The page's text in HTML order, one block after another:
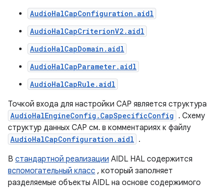
AudioHalCapConfiguration.aidl
AudioHalCapCriterionV2.aidl
AudioHalCapDomain.aidl
AudioHalCapParameter.aidl
AudioHalCapRule.aidl
Точкой входа для настройки CAP является структура
AudioHalEngineConfig.CapSpecificConfig . Схему
структур данных CAP см. в комментариях к файлу
AudioHalCapConfiguration.aidl .
В стандартной реализации AIDL HAL содержится
вспомогательный класс , который заполняет
разделяемые объекты AIDL на основе содержимого